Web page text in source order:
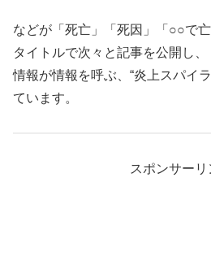
などが「死亡」「死因」「○○で
タイトルで次々と記事を公開し、
情報が情報を呼ぶ、“炎上スパイ
ています。
スポンサーリ